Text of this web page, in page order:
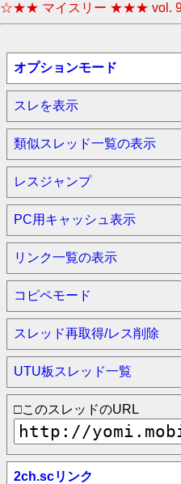
☆★★ マイスリー ★★★ vol.
オプションモード
スレを表示
類似スレッド一覧の表示
レスジャンプ
PC用キャッシュ表示
リンク一覧の表示
コピペモード
スレッド再取得/レス削除
UTU板スレッド一覧
□このスレッドのURL
2ch.scリンク